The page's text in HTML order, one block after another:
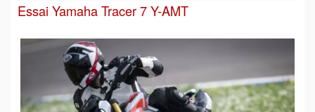
Essai Yamaha Tracer 7 Y-AMT